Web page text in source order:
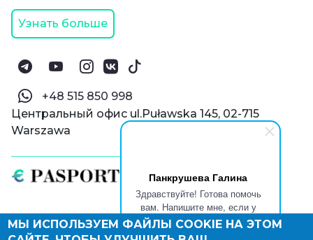
Панкрушева Галина
Здравствуйте! Готова помочь
вам. Напишите мне, если у
вас появятся вопросы.
© Паспорт Онлайн 2019—2026
Узнать больше
‪+48 515 850 998‬
Центральный офис ul.Puławska 145, 02-715
Warszawa
МЫ ИСПОЛЬЗУЕМ ФАЙЛЫ COOKIE НА ЭТОМ